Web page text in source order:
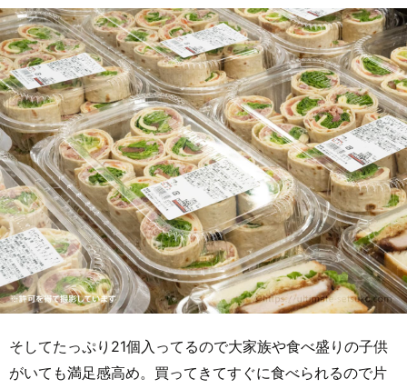
そしてたっぷり21個入ってるので大家族や食べ盛りの子供
がいても満足感高め。買ってきてすぐに食べられるので片